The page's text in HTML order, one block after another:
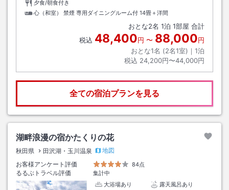
夕食/朝食付き
心（和室） 禁煙 専用ダイニングルーム付 14畳＋洋間
おとな2名 1泊 1部屋 合計
税込 48,400円 〜 88,000円
おとな1名 (2名1室)｜ 1泊
税込 24,200円〜44,000円
全ての宿泊プランを見る
湖畔浪漫の宿かたくりの花
秋田県 田沢湖・玉川温泉
地図
お客様アンケート評価
84点
るるぶトラベル評価
集計中
大浴場あり
露天風呂あり